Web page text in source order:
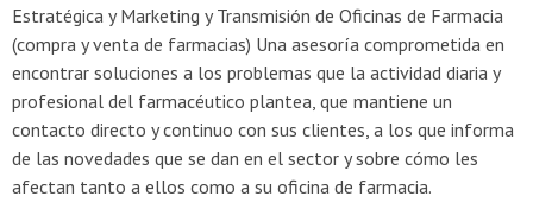
Estratégica y Marketing y Transmisión de Oficinas de Farmacia
(compra y venta de farmacias) Una asesoría comprometida en
encontrar soluciones a los problemas que la actividad diaria y
profesional del farmacéutico plantea, que mantiene un
contacto directo y continuo con sus clientes, a los que informa
de las novedades que se dan en el sector y sobre cómo les
afectan tanto a ellos como a su oficina de farmacia.